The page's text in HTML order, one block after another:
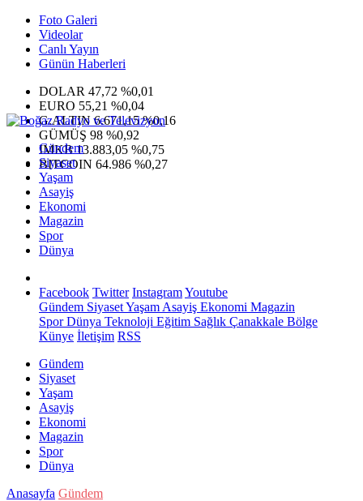
Foto Galeri
Videolar
Canlı Yayın
Günün Haberleri
DOLAR 47,72 %0,01
EURO 55,21 %0,04
G.ALTIN6.671,15 %0,16
GÜMÜŞ 98 %0,92
IMKB13.883,05 %0,75
BITCOIN 64.986 %0,27
Gündem
Siyaset
Yaşam
Asayiş
Ekonomi
Magazin
Spor
Dünya
Facebook Twitter InstagramYoutube
Gündem SiyasetYaşam Asayiş Ekonomi Magazin
SporDünya Teknoloji Eğitim Sağlık Çanakkale Bölge
Künye İletişim RSS
Gündem
Siyaset
Yaşam
Asayiş
Ekonomi
Magazin
Spor
Dünya
Anasayfa Gündem